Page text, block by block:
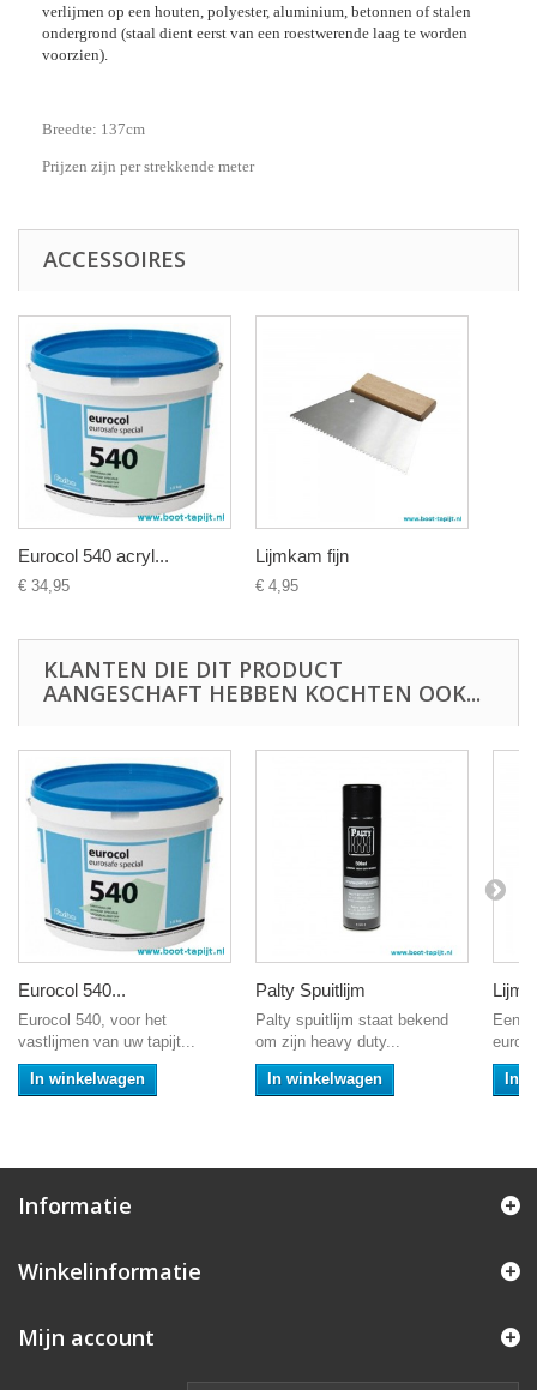
verlijmen op een houten, polyester, aluminium, betonnen of stalen
ondergrond (staal dient eerst van een roestwerende laag te worden
voorzien).
Breedte: 137cm
Prijzen zijn per strekkende meter
ACCESSOIRES
Eurocol 540 acryl...
€ 34,95
Lijmkam fijn
€ 4,95
KLANTEN DIE DIT PRODUCT
AANGESCHAFT HEBBEN KOCHTEN OOK...
Eurocol 540...
Eurocol 540, voor het
vastlijmen van uw tapijt...
In winkelwagen
Palty Spuitlijm
Palty spuitlijm staat bekend
om zijn heavy duty...
In winkelwagen
Een
In
Informatie
Winkelinformatie
Mijn account